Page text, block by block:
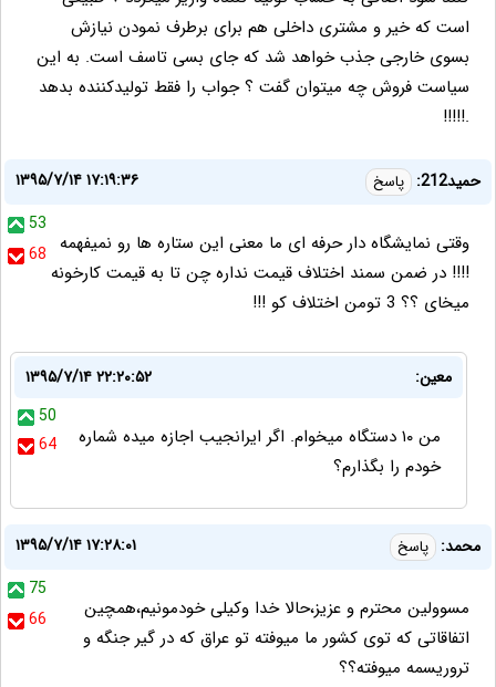
است که خیر و مشتری داخلی هم برای برطرف نمودن نیازش
بسوی خارجی جذب خواهد شد که جای بسی تاسف است. به این
سیاست فروش چه میتوان گفت ؟ جواب را فقط تولیدکننده بدهد
.!!!!!
حمید212: پاسخ
۱۳۹۵/۷/۱۴ ۱۷:۱۹:۳۶
53
68 وقتی نمایشگاه دار حرفه ای ما معنی این ستاره ها رو نمیفهمه
!!!! در ضمن سمند اختلاف قیمت نداره چن تا به قیمت کارخونه
میخای ؟؟ 3 تومن اختلاف کو !!!
معین:
۱۳۹۵/۷/۱۴ ۲۲:۲۰:۵۲
50
64
من ۱۰ دستگاه میخوام. اگر ایرانجیب اجازه میده شماره
خودم را بگذارم؟
محمد: پاسخ
۱۳۹۵/۷/۱۴ ۱۷:۲۸:۰۱
75
66
مسوولین محترم و عزیز،حالا خدا وکیلی خودمونیم،همچین
اتفاقاتی که توی کشور ما میوفته تو عراق که در گیر جنگه و
تروریسمه میوفته؟؟